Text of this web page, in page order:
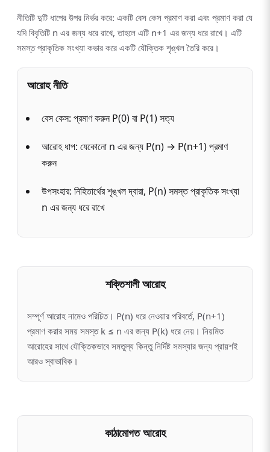
নীতিটি দুটি ধাপের উপর নির্ভর করে: একটি বেস কেস প্রমাণ করা এবং প্রমাণ করা যে
যদি বিবৃতিটি n এর জন্য ধরে রাখে, তাহলে এটি n+1 এর জন্য ধরে রাখে। এটি
সমস্ত প্রাকৃতিক সংখ্যা কভার করে একটি যৌক্তিক শৃঙ্খল তৈরি করে।
আরোহ নীতি
বেস কেস: প্রমাণ করুন P(0) বা P(1) সত্য
আরোহ ধাপ: যেকোনো n এর জন্য P(n) → P(n+1) প্রমাণ
করুন
উপসংহার: নিহিতার্থের শৃঙ্খল দ্বারা, P(n) সমস্ত প্রাকৃতিক সংখ্যা
n এর জন্য ধরে রাখে
শক্তিশালী আরোহ
সম্পূর্ণ আরোহ নামেও পরিচিত। P(n) ধরে নেওয়ার পরিবর্তে, P(n+1)
প্রমাণ করার সময় সমস্ত k ≤ n এর জন্য P(k) ধরে নেয়। নিয়মিত
আরোহের সাথে যৌক্তিকভাবে সমতুল্য কিন্তু নির্দিষ্ট সমস্যার জন্য প্রায়শই
আরও স্বাভাবিক।
কাঠামোগত আরোহ